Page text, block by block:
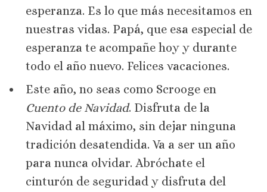
esperanza. Es lo que más necesitamos en
nuestras vidas. Papá, que esa especial de
esperanza te acompañe hoy y durante
todo el año nuevo. Felices vacaciones.
Este año, no seas como Scrooge en
Cuento de Navidad. Disfruta de la
Navidad al máximo, sin dejar ninguna
tradición desatendida. Va a ser un año
para nunca olvidar. Abróchate el
cinturón de seguridad y disfruta del